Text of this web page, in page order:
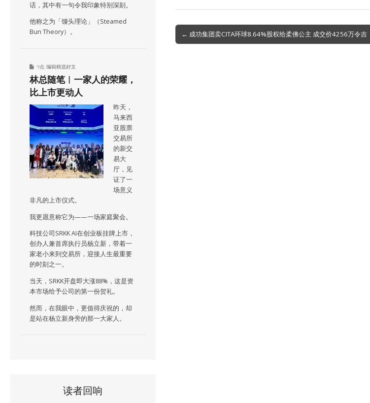
Post
navigation
← 成功集团卖CITA环球8.64%股权给柔佛公主 成交价4256万令吉
话，其中有一句令我印象特别深刻。
他称之为「馒头理论」（Steamed
Bun Theory）。
9点 编辑精选好文
林总随笔︱一家人的荣耀，
比上市更动人
昨天，
马来西
亚股票
交易所
的新交
易大
厅，见
证了一
场意义
非凡的上市仪式。
我更愿意称它为——一场家庭聚会。
科技公司SRKK AI在创业板挂牌上市，
创办人兼首席执行员杨立新，带着一
家老小来到交易所，迎接人生最重要
的时刻之一。
当天，SRKK开盘即大涨88%，这是资
本市场给予公司的第一份贺礼。
然而，在我眼中，更值得庆祝的，却
是站在杨立新身旁的那一大家人。
读者回响